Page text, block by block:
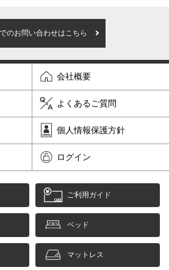
のお問い合わせはこちら
会社概要
よくあるご質問
個人情報保護方針
ログイン
ご利用ガイド
ベッド
マットレス